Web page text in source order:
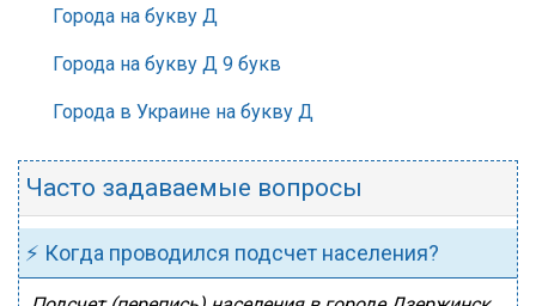
Города на букву Д
Города на букву Д 9 букв
Города в Украине на букву Д
Часто задаваемые вопросы
⚡ Когда проводился подсчет населения?